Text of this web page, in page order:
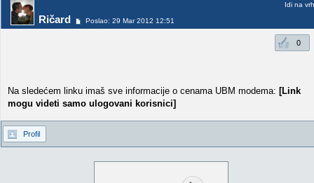
Ričard Poslao: 29 Mar 2012 12:51
Idi na vrh
0
Na sledećem linku imaš sve informacije o cenama UBM modema: [Link
mogu videti samo ulogovani korisnici]
Profil